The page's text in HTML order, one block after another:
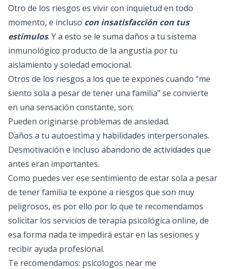
Otro de los riesgos es vivir con inquietud en todo
momento, e incluso con insatisfacción con tus
estímulos. Y a esto se le suma daños a tu sistema
inmunológico producto de la angustia por tu
aislamiento y soledad emocional.
Otros de los riesgos a los que te expones cuando “me
siento sola a pesar de tener una familia” se convierte
en una sensación constante, son:
Pueden originarse problemas de ansiedad.
Daños a tu autoestima y habilidades interpersonales.
Desmotivación e incluso abandono de actividades que
antes eran importantes.
Como puedes ver ese sentimiento de estar sola a pesar
de tener familia te expone a riesgos que son muy
peligrosos, es por ello por lo que te recomendamos
solicitar los servicios de terapia psicológica online, de
esa forma nada te impedirá estar en las sesiones y
recibir ayuda profesional.
Te recomendamos: psicologos near me